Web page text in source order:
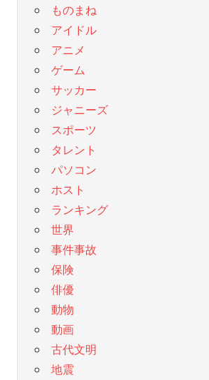
ものまね
アイドル
アニメ
ゲーム
サッカー
ジャニーズ
スポーツ
タレント
パソコン
ホスト
ランキング
世界
事件事故
保険
俳優
動物
動画
古代文明
地震